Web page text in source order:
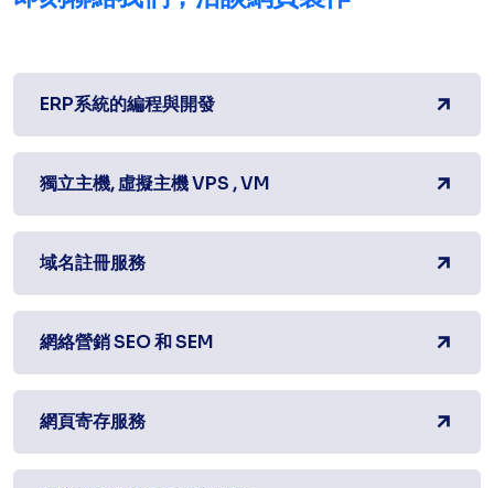
ERP系統的編程與開發
獨立主機, 虛擬主機 VPS , VM
域名註冊服務
網絡營銷 SEO 和 SEM
網頁寄存服務